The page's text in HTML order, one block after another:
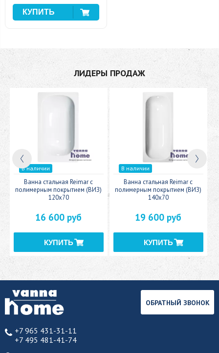
ЛИДЕРЫ ПРОДАЖ
В наличии
Ванна стальная Reimar с
полимерным покрытием (ВИЗ)
120x70
16 600 руб
В наличии
Ванна стальная Reimar с
полимерным покрытием (ВИЗ)
140x70
19 600 руб
+7 965 431-31-11
+7 495 481-41-74
ОБРАТНЫЙ ЗВОНОК